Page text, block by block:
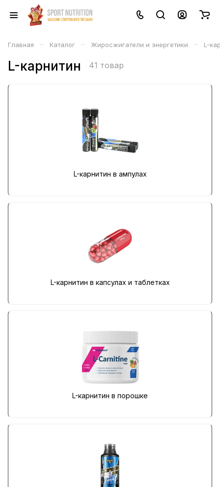
Главная – Каталог – Жиросжигатели и энергетики – L-
L-карнитин 41 товар
L-карнитин в ампулах
L-карнитин в капсулах и таблетках
L-карнитин в порошке